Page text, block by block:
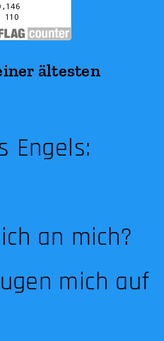
ältesten
Engels:
an mich?
mich auf